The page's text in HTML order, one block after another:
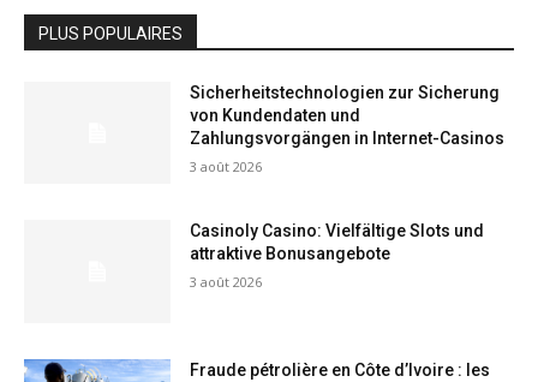
PLUS POPULAIRES
Sicherheitstechnologien zur Sicherung
von Kundendaten und
Zahlungsvorgängen in Internet-Casinos
3 août 2026
Casinoly Casino: Vielfältige Slots und
attraktive Bonusangebote
3 août 2026
Fraude pétrolière en Côte d’Ivoire : les